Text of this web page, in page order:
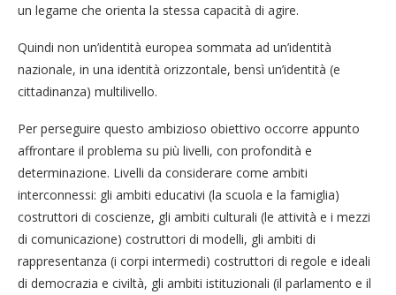
un legame che orienta la stessa capacità di agire.
Quindi non un’identità europea sommata ad un’identità
nazionale, in una identità orizzontale, bensì un’identità (e
cittadinanza) multilivello.
Per perseguire questo ambizioso obiettivo occorre appunto
affrontare il problema su più livelli, con profondità e
determinazione. Livelli da considerare come ambiti
interconnessi: gli ambiti educativi (la scuola e la famiglia)
costruttori di coscienze, gli ambiti culturali (le attività e i mezzi
di comunicazione) costruttori di modelli, gli ambiti di
rappresentanza (i corpi intermedi) costruttori di regole e ideali
di democrazia e civiltà, gli ambiti istituzionali (il parlamento e il